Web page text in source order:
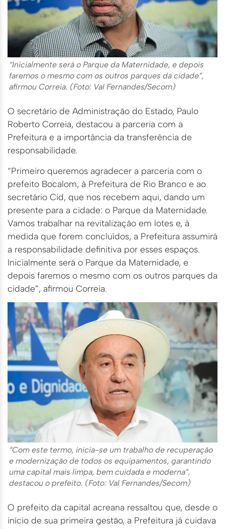
“Inicialmente será o Parque da Maternidade, e depois
faremos o mesmo com os outros parques da cidade”,
afirmou Correia. (Foto: Val Fernandes/Secom)
O secretário de Administração do Estado, Paulo
Roberto Correia, destacou a parceria com a
Prefeitura e a importância da transferência de
responsabilidade.
“Primeiro queremos agradecer a parceria com o
prefeito Bocalom, à Prefeitura de Rio Branco e ao
secretário Cid, que nos recebem aqui, dando um
presente para a cidade: o Parque da Maternidade.
Vamos trabalhar na revitalização em lotes e, à
medida que forem concluídos, a Prefeitura assumirá
a responsabilidade definitiva por esses espaços.
Inicialmente será o Parque da Maternidade, e
depois faremos o mesmo com os outros parques da
cidade”, afirmou Correia.
“Com este termo, inicia-se um trabalho de recuperação
e modernização de todos os equipamentos, garantindo
uma capital mais limpa, bem cuidada e moderna”,
destacou o prefeito. (Foto: Val Fernandes/Secom)
O prefeito da capital acreana ressaltou que, desde o
início de sua primeira gestão, a Prefeitura já cuidava